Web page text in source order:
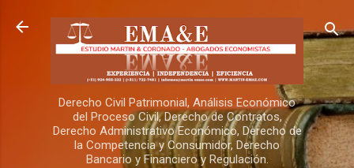
Skip to main content
Derecho Civil Patrimonial, Análisis Económico
del Proceso Civil, Derecho de Contratos,
Derecho Administrativo Económico, Derecho de
la Competencia y Consumidor, Derecho
Bancario y Financiero y Regulación.